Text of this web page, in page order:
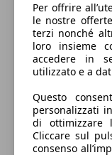
Benzina
Carburante
122 g/km
Per offrire
le nostre
terzi nonché
loro insieme
accedere in
utilizzato e a
Questo
personalizzati
di ottimizzare
Cliccare sul
consenso